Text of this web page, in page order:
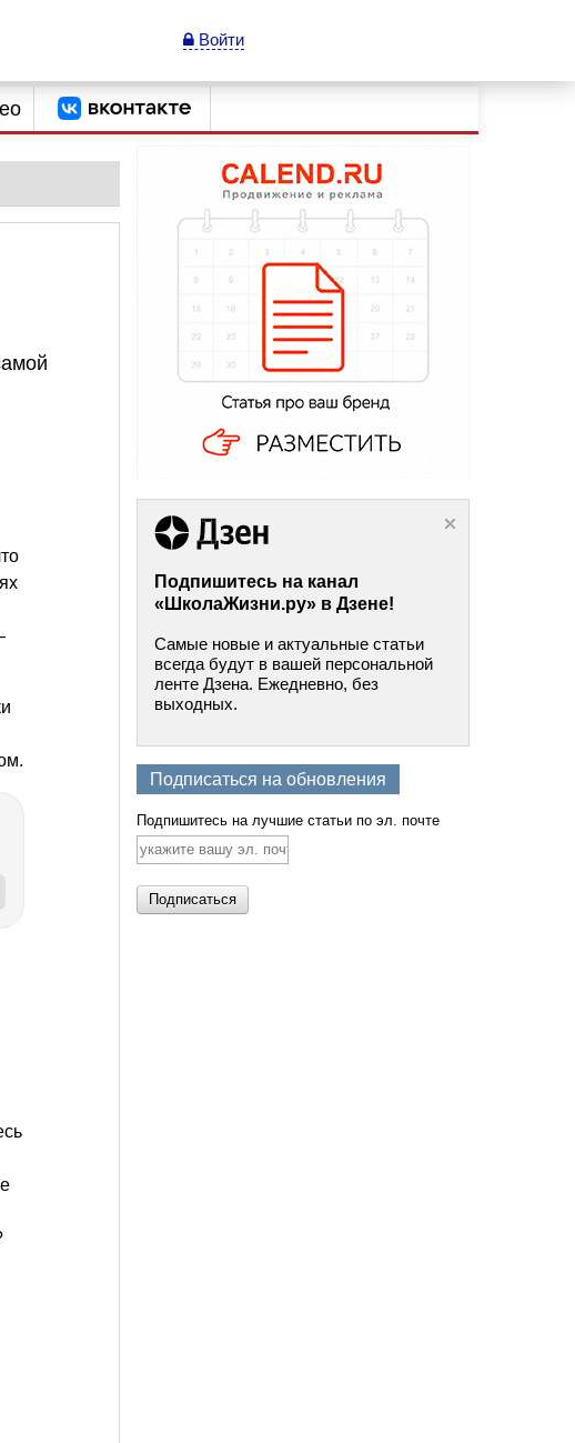
Войти
Подпишитесь на канал
«ШколаЖизни.ру» в Дзене!
Самые новые и актуальные статьи
всегда будут в вашей персональной
ленте Дзена. Ежедневно, без
выходных.
Подписаться на обновления
Подпишитесь на лучшие статьи по эл. почте